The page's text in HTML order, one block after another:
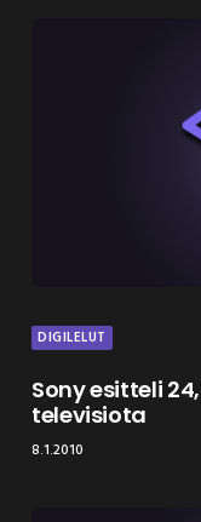
DIGILELUT
Sony esitteli
televisiota
8.1.2010